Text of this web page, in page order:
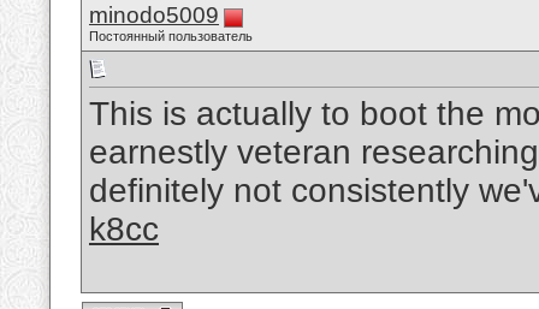
minodo5009
Постоянный пользователь
This is actually to boot the
earnestly veteran
definitely not consistently
k8cc